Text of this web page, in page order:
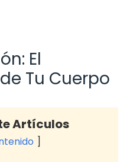
El
Tu Cuerpo
Artículos